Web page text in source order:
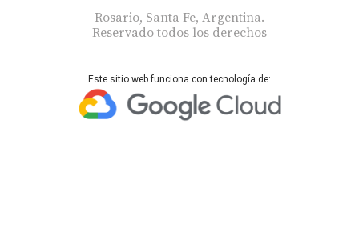
Rosario, Santa Fe, Argentina.
Reservado todos los derechos
Este sitio web funciona con tecnología de: